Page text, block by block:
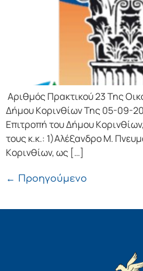
Αριθμός Πρακτικού 23 Της
Δήμoυ Κoριvθίωv Της 05-
Επιτρoπή τoυ Δήμoυ
τoυς κ.κ.: 1)Αλέξανδρο Μ.
Κoριvθίωv, ως […]
← Προηγούμενο